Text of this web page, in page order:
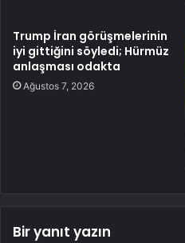
Trump İran görüşmelerinin
iyi gittiğini söyledi; Hürmüz
anlaşması odakta
Ağustos 7, 2026
Bir yanıt yazın